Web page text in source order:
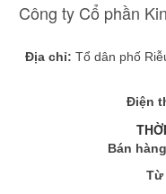
Công ty Cổ phần
Địa chỉ: Tổ dân phố
Điện
Bán hàng
Từ